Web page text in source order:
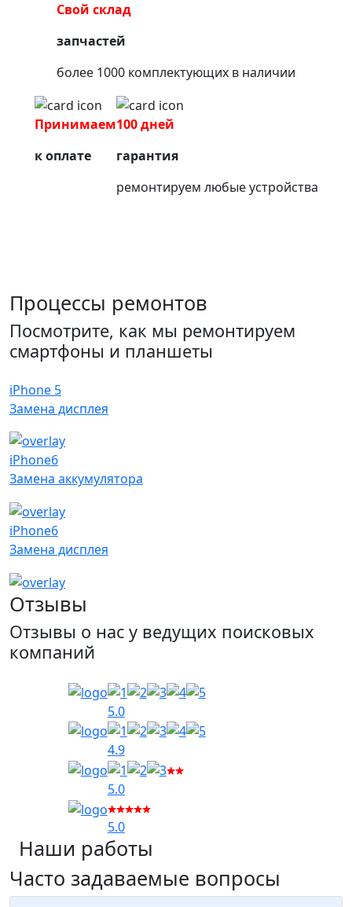
Свой склад
запчастей
более 1000 комплектующих в наличии
Принимаем
к оплате
100 дней
гарантия
ремонтируем любые устройства
Процессы ремонтов
Посмотрите, как мы ремонтируем
смартфоны и планшеты
iPhone 5
Замена дисплея
iPhone6
Замена аккумулятора
iPhone6
Замена дисплея
Отзывы
Отзывы о нас у ведущих поисковых
компаний
5.0
4.9
5.0
5.0
Наши работы
Часто задаваемые вопросы